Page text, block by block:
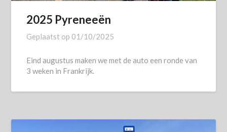
2025 Pyreneeën
Geplaatst op 01/10/2025
Eind augustus maken we met de auto een ronde van
3 weken in Frankrijk.